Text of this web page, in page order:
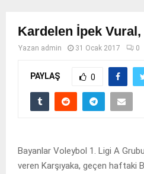
Kardelen İpek Vural,
Yazan admin 31 Ocak 2017 0
PAYLAŞ 0
Bayanlar Voleybol 1. Ligi A
veren Karşıyaka, geçen haftaki